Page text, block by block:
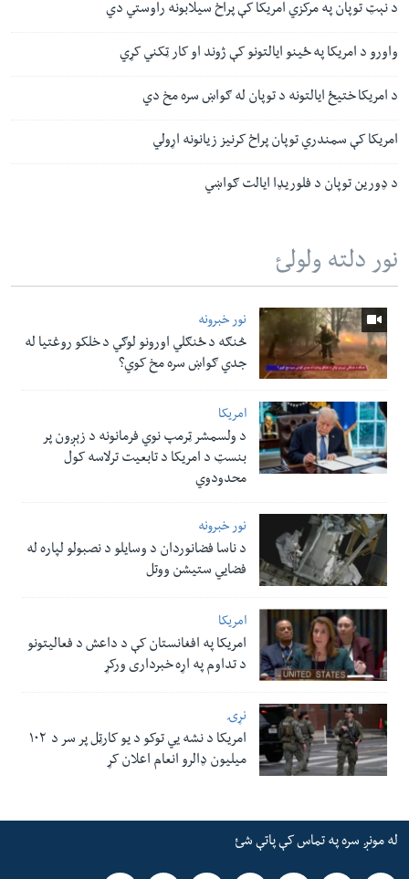
د نېټ توپان په مرکزي امریکا کې پراخ سیلابونه راوستي دي
واورو د امریکا په ځینو ایالتونو کې ژوند او کار ټکني کړي
د امریکا ختیځ ایالتونه د توپان له ګواښ سره مخ دي
امریکا کې سمندري توپان پراخ کرنیز زیانونه اړولي
د ډورین توپان د فلوریډا ایالت ګواښي
نور دلته ولولئ
نور خبرونه
څنګه د ځنګلي اورونو لوګي د خلکو روغتیا له
جدي ګواښ سره مخ کوي؟
امریکا
د ولسمشر ټرمپ نوي فرمانونه د زېږون پر
بنسټ د امریکا د تابعیت ترلاسه کول
محدودوي
نور خبرونه
د ناسا فضانوردان د وسایلو د نصبولو لپاره له
فضایي ستیشن ووتل
امریکا
امریکا په افغانستان کې د داعش د فعالیتونو
د تداوم په اړه خبرداری ورکړ
نړۍ
امریکا د نشه یي توکو د یو کارټل پر سر د ۱۰۲
میلیون ډالرو انعام اعلان کړ
له مونږ سره په تماس کې پاتې شئ